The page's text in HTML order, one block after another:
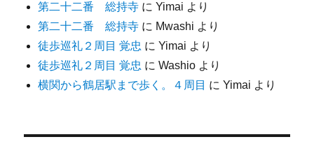
第二十二番 総持寺 にYimai より
第二十二番 総持寺 に Mwashi より
徒歩巡礼２周目 覚忠 にYimai より
徒歩巡礼２周目 覚忠 にWashio より
横関から鶴居駅まで歩く。４周目 にYimai より